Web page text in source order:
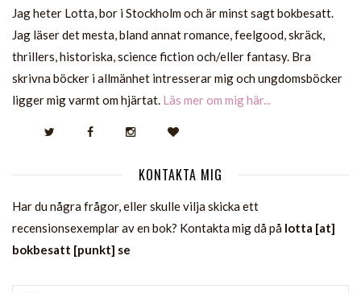
Jag heter Lotta, bor i Stockholm och är minst sagt bokbesatt.
Jag läser det mesta, bland annat romance, feelgood, skräck,
thrillers, historiska, science fiction och/eller fantasy. Bra
skrivna böcker i allmänhet intresserar mig och ungdomsböcker
ligger mig varmt om hjärtat. Läs mer om mig här...
KONTAKTA MIG
Har du några frågor, eller skulle vilja skicka ett
recensionsexemplar av en bok? Kontakta mig då på lotta [at]
bokbesatt [punkt] se